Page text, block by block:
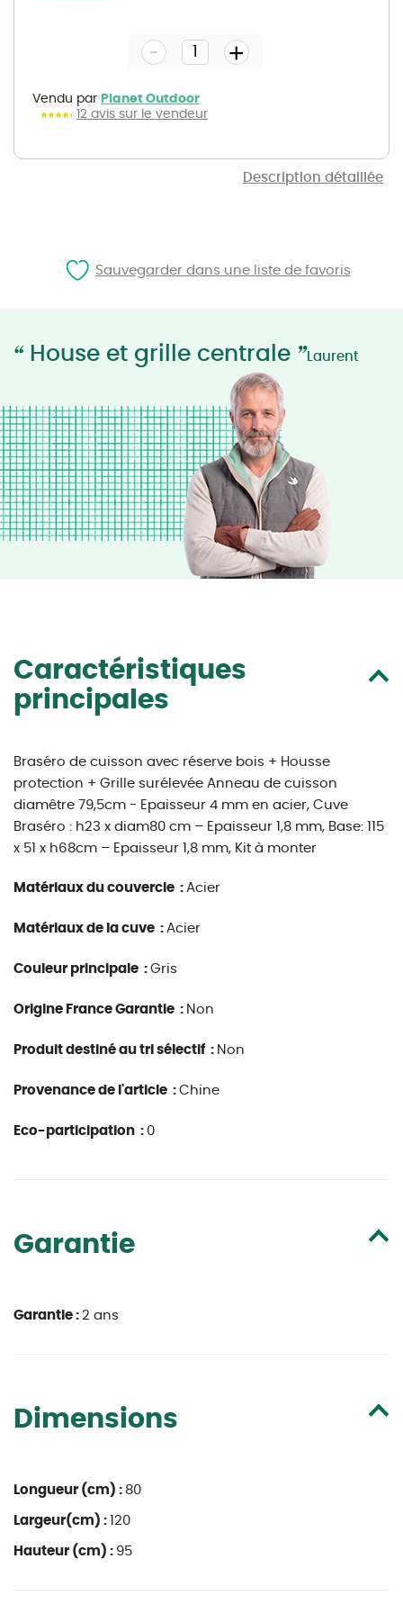
Description détaillée
gallery
Vendu par Planet Outdoor
12 avis sur le vendeur
- +
“ House et grille centrale ”Laurent
Caractéristiques
principales
Braséro de cuisson avec réserve bois + Housse
protection + Grille surélevée Anneau de cuisson
diamêtre 79,5cm - Epaisseur 4 mm en acier, Cuve
Braséro : h23 x diam80 cm – Epaisseur 1,8 mm, Base: 115
x 51 x h68cm – Epaisseur 1,8 mm, Kit à monter
Matériaux du couvercle : Acier
Matériaux de la cuve : Acier
Couleur principale : Gris
Origine France Garantie : Non
Produit destiné au tri sélectif : Non
Provenance de l'article : Chine
Eco-participation : 0
Garantie
Garantie : 2 ans
Dimensions
Longueur (cm) : 80
Largeur(cm) : 120
Hauteur (cm) : 95
Sauvegarder dans une liste de favoris